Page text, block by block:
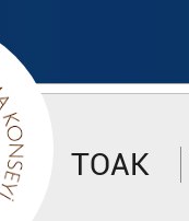
TOAK